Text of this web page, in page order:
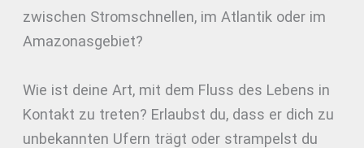
zwischen Stromschnellen, im Atlantik oder im
Amazonasgebiet?
Wie ist deine Art, mit dem Fluss des Lebens in
Kontakt zu treten? Erlaubst du, dass er dich zu
unbekannten Ufern trägt oder strampelst du